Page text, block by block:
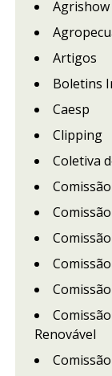
Agrishow
Artigos
Boletins
Caesp
Clipping
Coletiva
Renovável